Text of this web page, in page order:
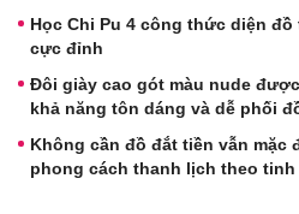
Học Chi Pu 4 công thức diện
cực đỉnh
Đôi giày cao gót màu nude
khả năng tôn dáng và dễ phối
Không cần đồ đắt tiền vẫn mặc
phong cách thanh lịch theo tinh